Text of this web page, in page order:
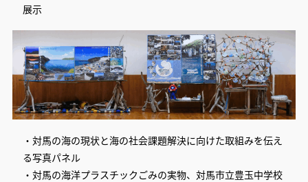
展示
・対馬の海の現状と海の社会課題解決に向けた取組みを伝え
る写真パネル
・対馬の海洋プラスチックごみの実物、対馬市立豊玉中学校